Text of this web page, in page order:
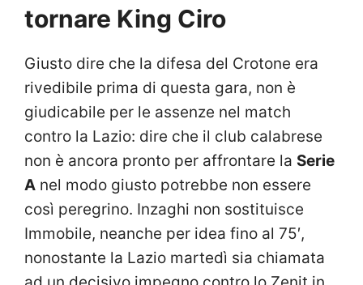
tornare King Ciro
Giusto dire che la difesa del Crotone era
rivedibile prima di questa gara, non è
giudicabile per le assenze nel match
contro la Lazio: dire che il club calabrese
non è ancora pronto per affrontare la Serie
A nel modo giusto potrebbe non essere
così peregrino. Inzaghi non sostituisce
Immobile, neanche per idea fino al 75′,
nonostante la Lazio martedì sia chiamata